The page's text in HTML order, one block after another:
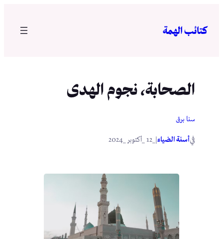
المحتوى
كتائب الهمة
الصحابة، نجوم الهدى
سنا برق
فيأسنة الضياء